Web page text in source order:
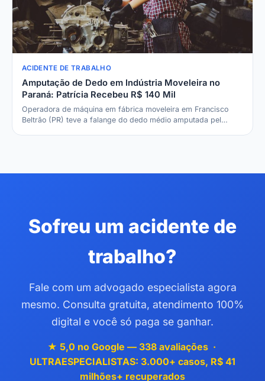
ACIDENTE DE TRABALHO
Amputação de Dedo em Indústria Moveleira no
Paraná: Patrícia Recebeu R$ 140 Mil
Operadora de máquina em fábrica moveleira em Francisco
Beltrão (PR) teve a falange do dedo médio amputada pel…
Sofreu um acidente de
trabalho?
Fale com um advogado especialista agora
mesmo. Consulta gratuita, atendimento 100%
digital e você só paga se ganhar.
★ 5,0 no Google — 338 avaliações ·
ULTRAESPECIALISTAS: 3.000+ casos, R$ 41
milhões+ recuperados